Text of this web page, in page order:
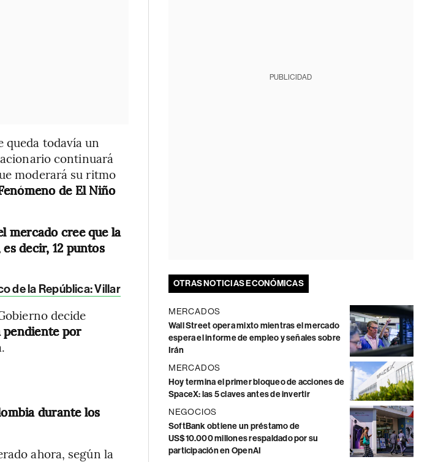
queda todavía un
continuará
moderará su ritmo
de El Niño
mercado cree que la
decir, 12 puntos
de la República: Villar
decide
pendiente por
durante los
ahora, según la
PUBLICIDAD
OTRAS NOTICIAS ECONÓMICAS
MERCADOS
Wall Street opera mixto mientras el mercado
espera el informe de empleo y señales sobre
Irán
MERCADOS
Hoy termina el primer bloqueo de acciones de
SpaceX: las 5 claves antes de invertir
NEGOCIOS
SoftBank obtiene un préstamo de
US$10.000 millones respaldado por su
participación en OpenAI